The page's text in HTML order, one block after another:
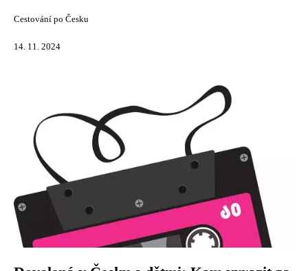
Cestování po Česku
14. 11. 2024